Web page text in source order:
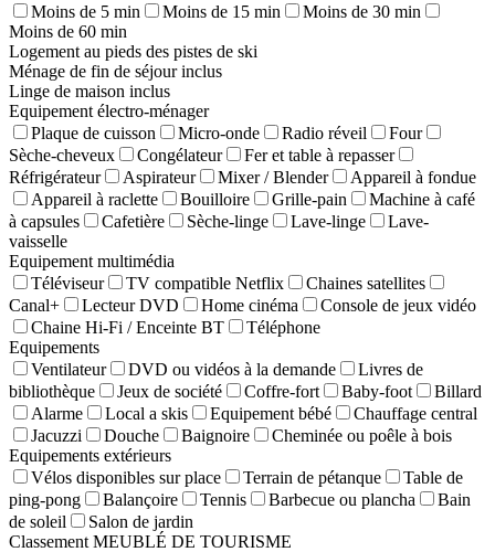
Moins de 5 min
Moins de 15 min
Moins de 30 min
Moins de 60 min
Logement au pieds des pistes de ski
Ménage de fin de séjour inclus
Linge de maison inclus
Equipement électro-ménager
Plaque de cuisson
Micro-onde Radio réveil
Four
Sèche-cheveux
Congélateur
Fer et table à repasser
Réfrigérateur
Aspirateur Mixer / Blender
Appareil à fondue
Appareil à raclette
Bouilloire Grille-pain
Machine à café
à capsules
Cafetière Sèche-linge Lave-linge
Lave-
vaisselle
Equipement multimédia
Téléviseur
TV compatible Netflix
Chaines satellites
Canal+
Lecteur DVD Home cinéma
Console de jeux vidéo
Chaine Hi-Fi / Enceinte BT
Téléphone
Equipements
Ventilateur
DVD ou vidéos à la demande
Livres de
bibliothèque
Jeux de société Coffre-fort Baby-foot
Billard
Alarme
Local a skis Equipement bébé
Chauffage central
Jacuzzi
Douche Baignoire
Cheminée ou poêle à bois
Equipements extérieurs
Vélos disponibles sur place
Terrain de pétanque
Table de
ping-pong
Balançoire Tennis Barbecue ou plancha
Bain
de soleil
Salon de jardin
Classement MEUBLÉ DE TOURISME